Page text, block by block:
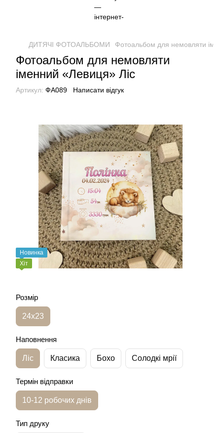
ДИТЯЧІ ФОТОАЛЬБОМИ Фотоальбом для немовляти
Фотоальбом для немовляти
іменний «Левиця» Ліс
Артикул: ФА089 Написати відгук
Новинка
Хіт
Розмір
24х23
Наповнення
Ліс Класика Бохо Солодкі мрії
Термін відправки
10-12 робочих днів
Тип друку